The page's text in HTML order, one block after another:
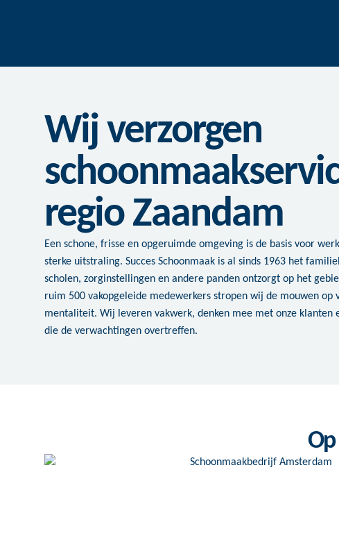
Wij verzorgen
regio Zaandam
Een schone, frisse en opgeruimde omgeving is de basis voor
sterke uitstraling. Succes Schoonmaak is al sinds 1963 het
scholen, zorginstellingen en andere panden ontzorgt op het
ruim 500 vakopgeleide medewerkers stropen wij de mouwen op
mentaliteit. Wij leveren vakwerk, denken mee met onze klanten
die de verwachtingen overtreffen.